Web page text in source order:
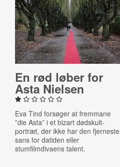
En rød løber for
Asta Nielsen
Eva Tind forsøger at fremmane
”die Asta” i et bizart dødskult-
portræt, der ikke har den fjerneste
sans for datiden eller
stumfilmdivaens talent.